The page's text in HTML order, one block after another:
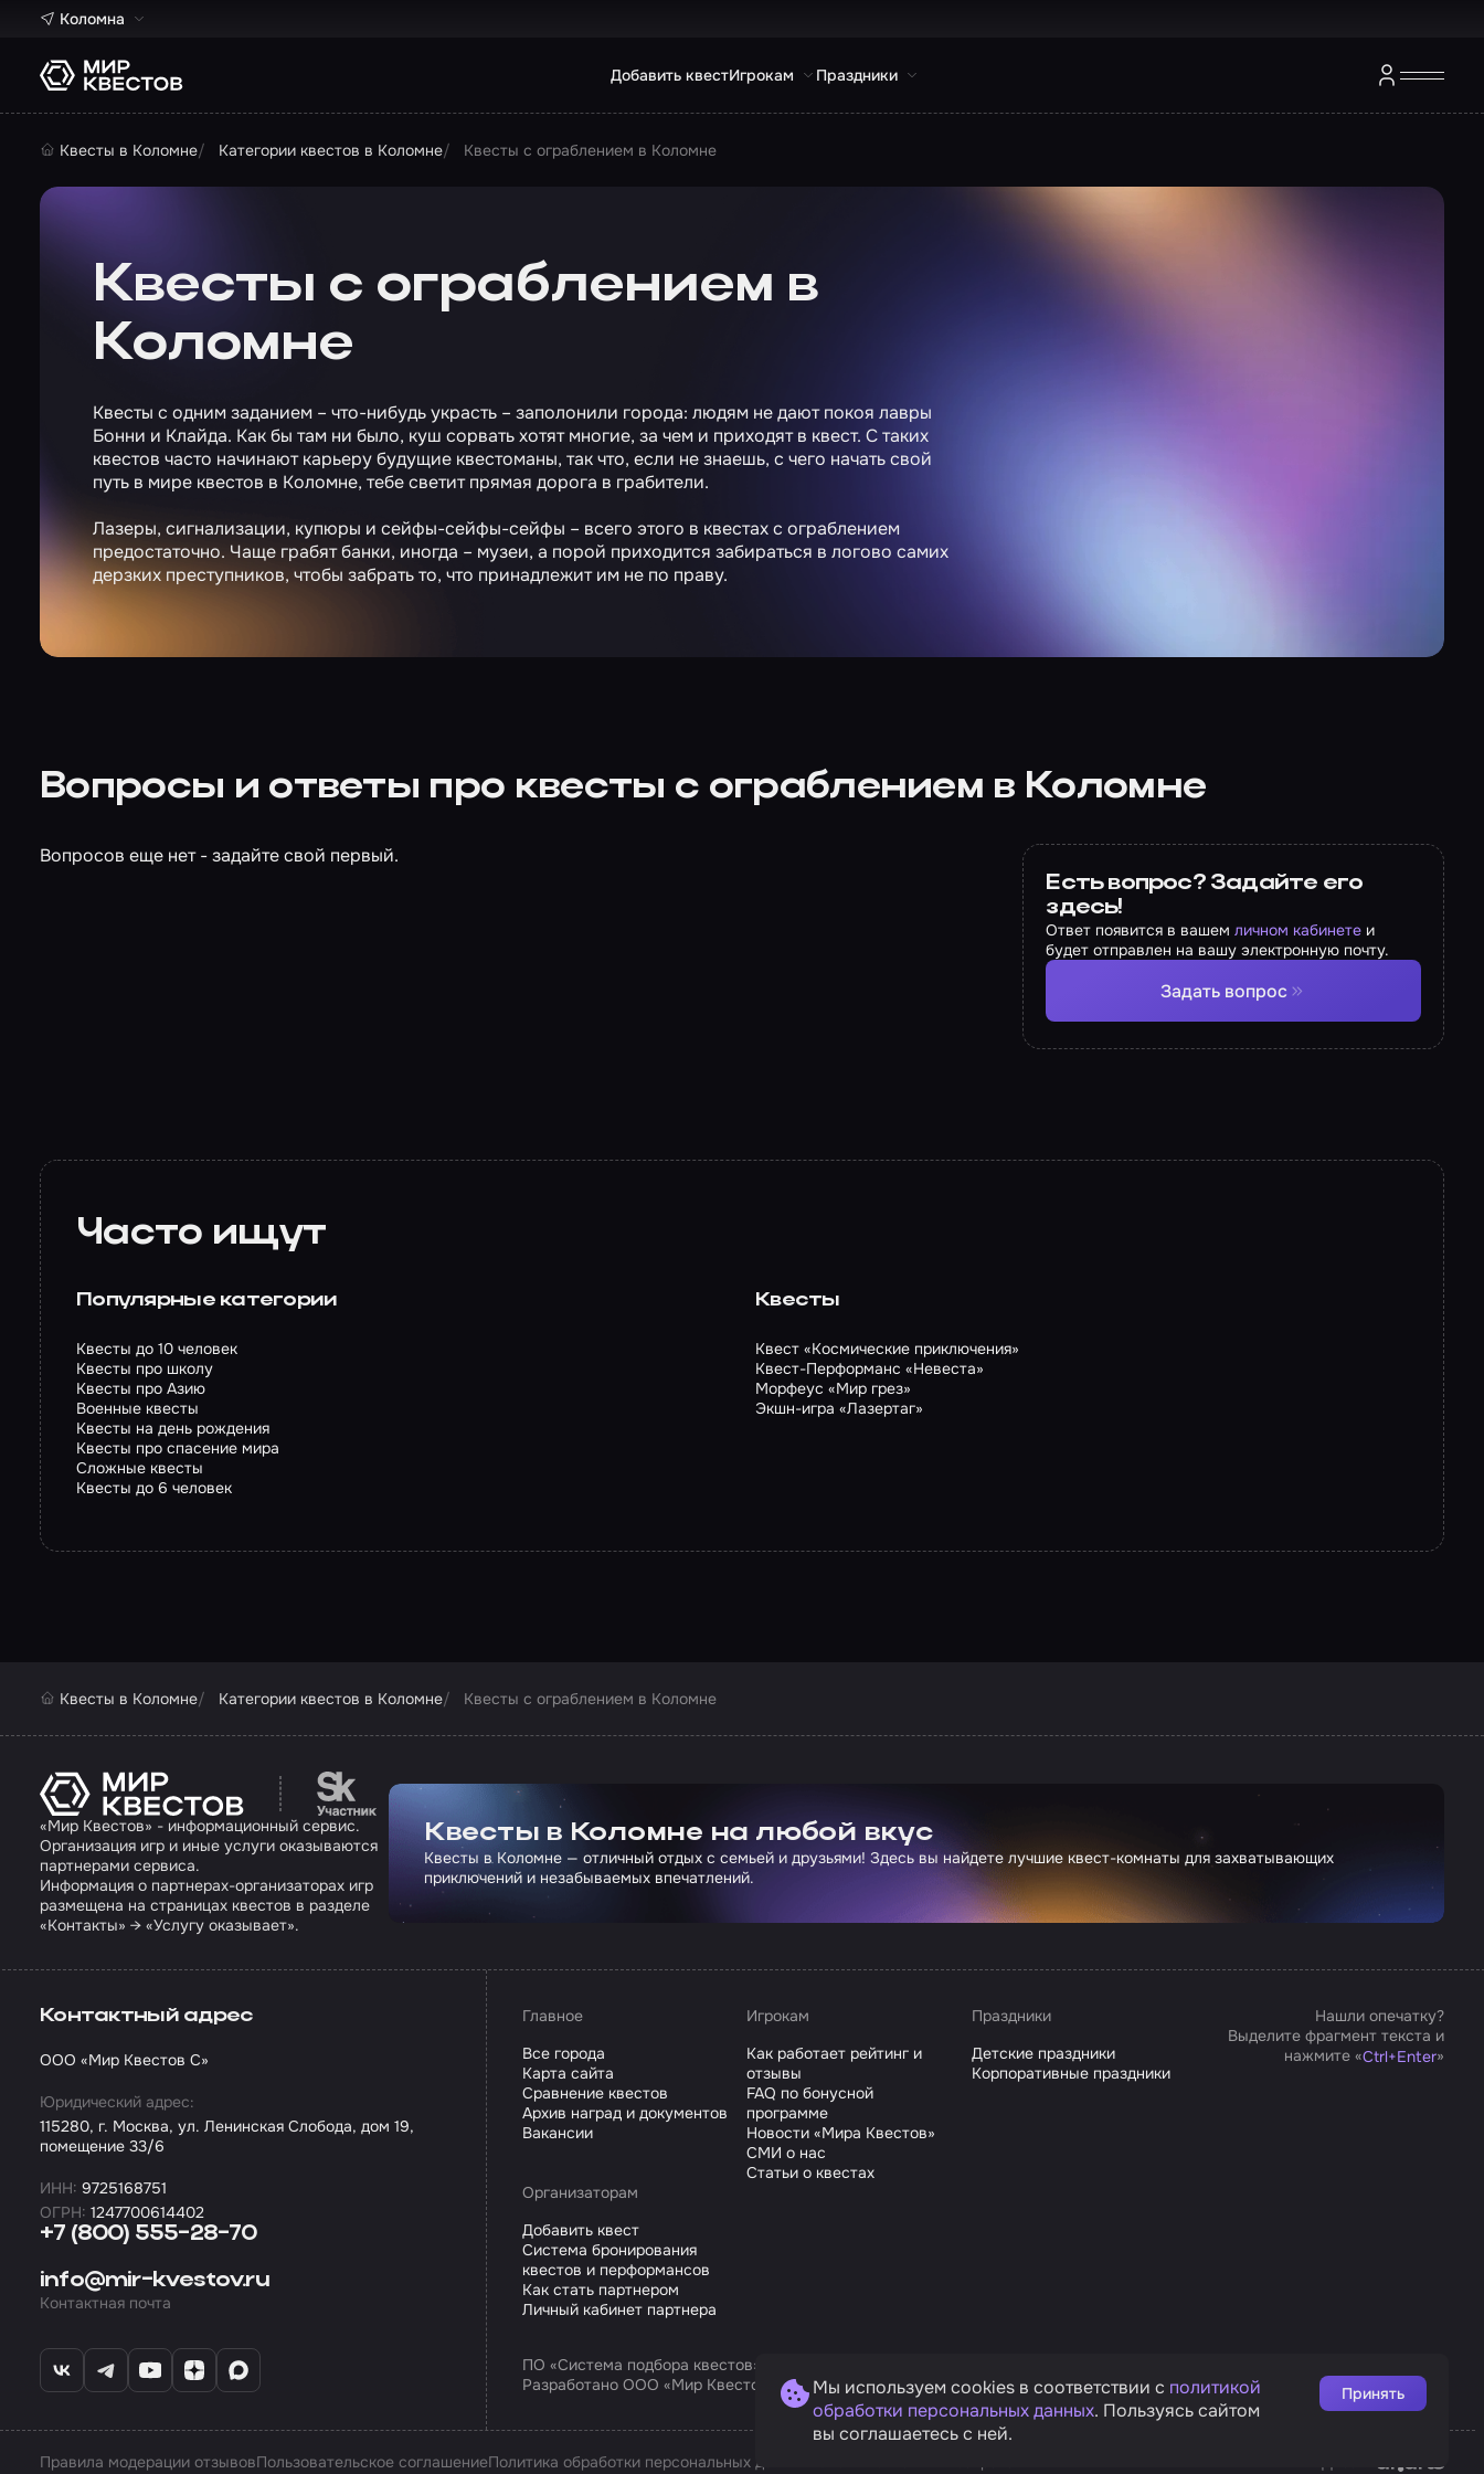
Коломна
Добавить квестИгрокам Праздники
Квесты в Коломне Категории квестов в Коломне Квесты с ограблением в Коломне
Квесты с ограблением в
Коломне
Квесты с одним заданием – что-нибудь украсть – заполонили города: людям не дают покоя лавры
Бонни и Клайда. Как бы там ни было, куш сорвать хотят многие, за чем и приходят в квест. С таких
квестов часто начинают карьеру будущие квестоманы, так что, если не знаешь, с чего начать свой
путь в мире квестов в Коломне, тебе светит прямая дорога в грабители.
Лазеры, сигнализации, купюры и сейфы-сейфы-сейфы – всего этого в квестах с ограблением
предостаточно. Чаще грабят банки, иногда – музеи, а порой приходится забираться в логово самих
дерзких преступников, чтобы забрать то, что принадлежит им не по праву.
Вопросы и ответы про квесты с ограблением в Коломне
Вопросов еще нет - задайте свой первый.
Есть вопрос? Задайте его
здесь!
Ответ появится в вашемличном кабинете и
будет отправлен на вашу электронную почту.
Задать вопрос
Часто ищут
Популярные категории
Квесты до 10 человек
Квесты про школу
Квесты про Азию
Военные квесты
Квесты на день рождения
Квесты про спасение мира
Сложные квесты
Квесты до 6 человек
Квесты
Квест «Космические приключения»
Квест-Перформанс «Невеста»
Морфеус «Мир грез»
Экшн-игра «Лазертаг»
Квесты в Коломне Категории квестов в Коломне Квесты с ограблением в Коломне
Перейти на сайт партнера Сколково
«Мир Квестов» - информационный сервис.
Организация игр и иные услуги оказываются
партнерами сервиса.
Информация о партнерах-организаторах игр
размещена на страницах квестов в разделе
«Контакты» → «Услугу оказывает».
Квесты в Коломне на любой вкус
Квесты в Коломне — отличный отдых с семьей и друзьями! Здесь вы найдете лучшие квест-комнаты для захватывающих
приключений и незабываемых впечатлений.
+7 (800) 555-28-70
info@mir-kvestov.ru
Контактная почта
Контактный адрес
ООО «Мир Квестов С»
Юридический адрес:
115280, г. Москва, ул. Ленинская Слобода, дом 19,
помещение 33/6
ИНН: 9725168751
ОГРН: 1247700614402
Главное
Все города
Карта сайта
Сравнение квестов
Архив наград и документов
Вакансии
Игрокам
Как работает рейтинг и
отзывы
FAQ по бонусной
программе
Новости «Мира Квестов»
СМИ о нас
Статьи о квестах
Праздники
Детские праздники
Корпоративные праздники
Организаторам
Добавить квест
Система бронирования
квестов и перформансов
Как стать партнером
Личный кабинет партнера
Нашли опечатку?
Выделите фрагмент текста и
нажмите «Ctrl+Enter»
ПО «Система подбора квестов»
Разработано ООО «Мир Квестов С», ИНН 9725168751
Правила модерации отзывовПользовательское соглашениеПолитика обработки персональных данных
Мы используем cookies в соответствии с политикой
обработки персональных данных. Пользуясь сайтом
вы соглашаетесь с ней.
Принять